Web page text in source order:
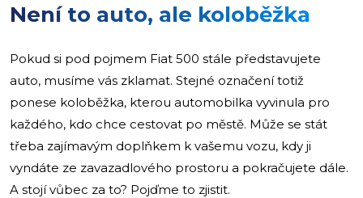
Není to auto, ale koloběžka
Pokud si pod pojmem Fiat 500 stále představujete
auto, musíme vás zklamat. Stejné označení totiž
ponese koloběžka, kterou automobilka vyvinula pro
každého, kdo chce cestovat po městě. Může se stát
třeba zajímavým doplňkem k vašemu vozu, kdy ji
vyndáte ze zavazadlového prostoru a pokračujete dále.
A stojí vůbec za to? Pojďme to zjistit.